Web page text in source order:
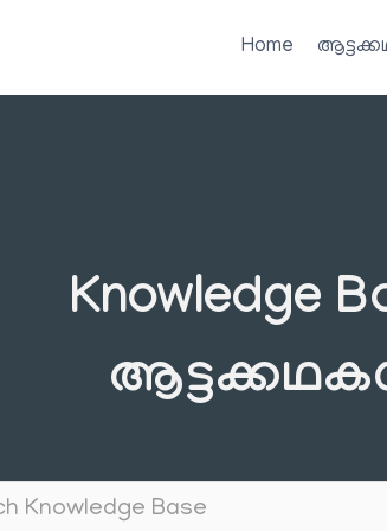
Home
Knowledge